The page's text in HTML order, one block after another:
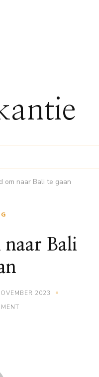
om naar Bali te gaan
naar Bali
2023
ON